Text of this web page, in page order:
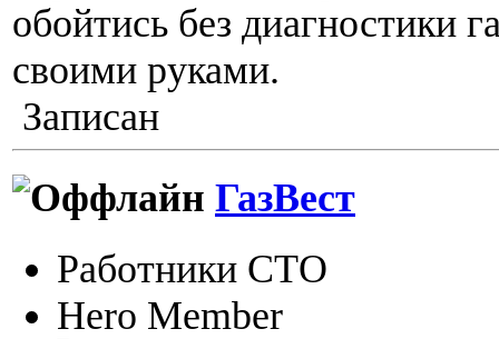
обойтись без диагностики
своими руками.
Записан
ГазВест
Работники СТО
Hero Member